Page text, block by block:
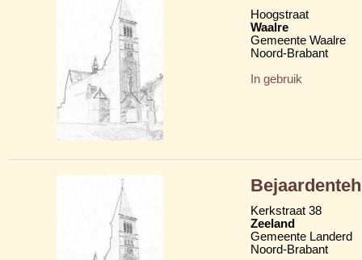
Hoogstraat
Waalre
Gemeente Waalre
Noord-Brabant
In gebruik
Kerkstraat 38
Zeeland
Gemeente Landerd
Noord-Brabant